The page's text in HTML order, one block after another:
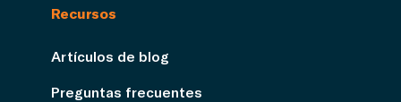
Recursos
Artículos de blog
Preguntas frecuentes